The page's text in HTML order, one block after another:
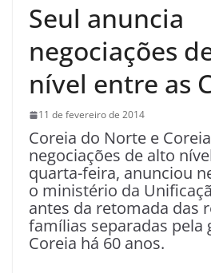
Seul anuncia
negociações
nível entre as
11 de fevereiro de 2014
Coreia do Norte e
negociações de alto
quarta-feira, anunciou
o ministério da
antes da retomada das
famílias separadas pela
Coreia há 60 anos.